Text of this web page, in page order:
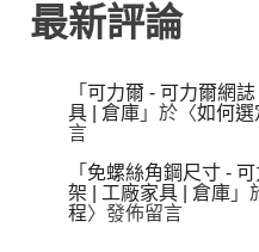
最新評論
「 可力爾 - 可力爾網
具 | 倉庫 」於〈如何選
言
「 免螺絲角鋼尺寸 -
架 | 工廠家具 | 倉庫 」
程〉發佈留言